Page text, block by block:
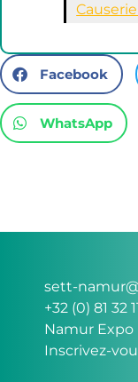
Facebook
WhatsApp
sett-
+32 (0) 81 32
Namur Expo
Inscrivez-